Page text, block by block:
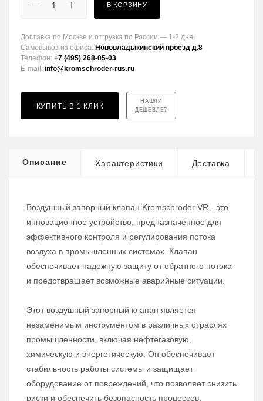
В КОРЗИНУ
Доставка по Москве и отгрузка по России — 1-2 дня!
Самовывоз из офиса: Нововладыкинский проезд д.8
Телефон: +7 (495) 268-05-03
E-mail: info@kromschroder-rus.ru
КУПИТЬ В 1 КЛИК
НАШЛИ
ДЕШЕВЛЕ?
Описание Характеристики Доставка
Воздушный запорный клапан Kromschroder VR - это
инновационное устройство, предназначенное для
эффективного контроля и регулирования потока
воздуха в промышленных системах. Клапан
обеспечивает надежную защиту от обратного потока
и предотвращает возможные аварийные ситуации.
Этот воздушный запорный клапан является
незаменимым инструментом в различных отраслях
промышленности, включая нефтегазовую,
химическую и энергетическую. Он обеспечивает
стабильность работы системы и защищает
оборудование от повреждений, что позволяет снизить
риски и обеспечить безопасность процессов.